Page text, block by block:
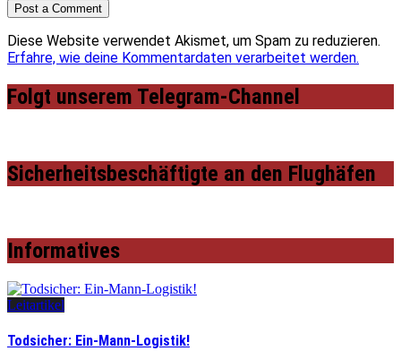
Diese Website verwendet Akismet, um Spam zu reduzieren.
Erfahre, wie deine Kommentardaten verarbeitet werden.
Folgt unserem Telegram-Channel
Sicherheitsbeschäftigte an den Flughäfen
Informatives
Leitartikel
Todsicher: Ein-Mann-Logistik!